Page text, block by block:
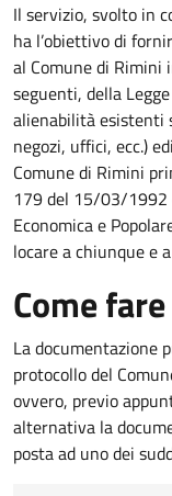
Il servizio, svolto in
ha l’obiettivo di
al Comune di Rimini
seguenti, della
alienabilità esistenti
negozi, uffici, ecc.)
Comune di Rimini
179 del 15/03/1992
Economica e
locare a chiunque e
Come fare
La documentazione
protocollo del
ovvero, previo
alternativa la
posta ad uno dei